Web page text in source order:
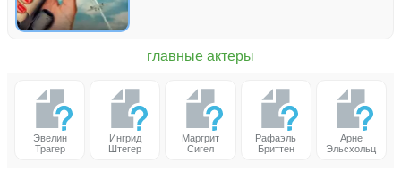
главные актеры
Эвелин
Трагер
Ингрид
Штегер
Маргрит
Сигел
Рафаэль
Бриттен
Арне
Эльсхольц